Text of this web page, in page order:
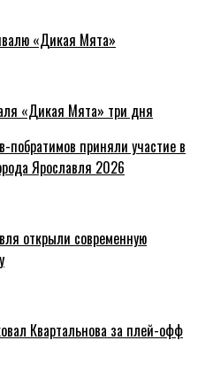
«Дикая Мята»
«Дикая Мята» три дня
побратимов приняли участие в
Ярославля 2026
открыли современную
Квартальнова за плей-офф